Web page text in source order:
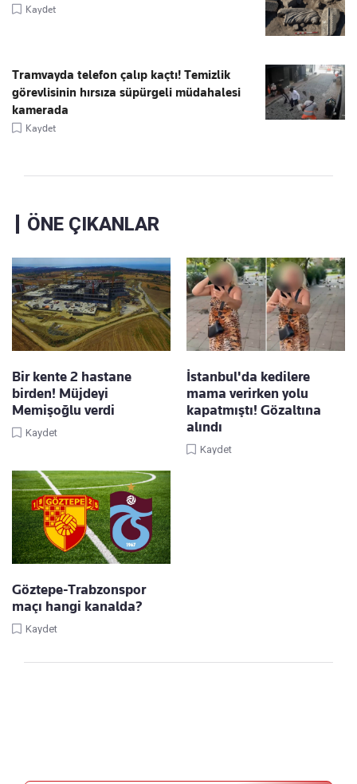
Kaydet
Tramvayda telefon çalıp kaçtı! Temizlik
görevlisinin hırsıza süpürgeli müdahalesi
kamerada
Kaydet
ÖNE ÇIKANLAR
Bir kente 2 hastane
birden! Müjdeyi
Memişoğlu verdi
Kaydet
İstanbul'da kedilere
mama verirken yolu
kapatmıştı! Gözaltına
alındı
Kaydet
Göztepe-Trabzonspor
maçı hangi kanalda?
Kaydet